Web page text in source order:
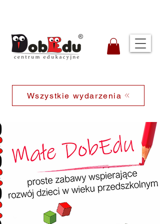
Wszystkie wydarzenia